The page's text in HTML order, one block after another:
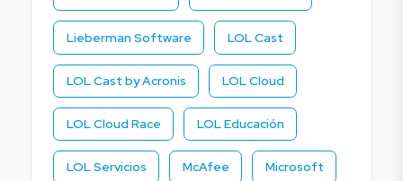
Lieberman Software LOL Cast
LOL Cast by Acronis LOL Cloud
LOL Cloud Race LOL Educación
LOL Servicios McAfee Microsoft